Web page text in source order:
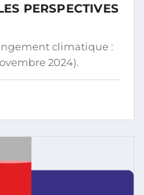
PERSPECTIVES
climatique :
2024).